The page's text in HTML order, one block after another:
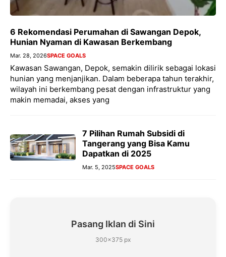
6 Rekomendasi Perumahan di Sawangan Depok,
Hunian Nyaman di Kawasan Berkembang
Mar. 28, 2026SPACE GOALS
Kawasan Sawangan, Depok, semakin dilirik sebagai lokasi
hunian yang menjanjikan. Dalam beberapa tahun terakhir,
wilayah ini berkembang pesat dengan infrastruktur yang
makin memadai, akses yang
7 Pilihan Rumah Subsidi di
Tangerang yang Bisa Kamu
Dapatkan di 2025
Mar. 5, 2025SPACE GOALS
Pasang Iklan di Sini
300×375 px